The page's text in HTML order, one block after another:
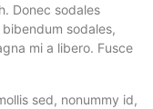
Donec sodales
sodales,
mi a libero. Fusce
sed, nonummy id,